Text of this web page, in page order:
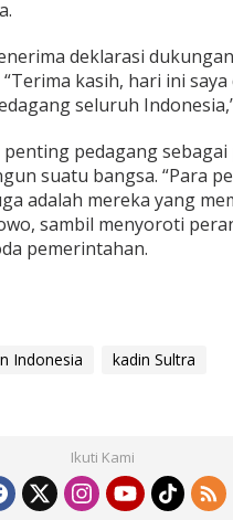
deklarasi
kasih, hari ini
seluruh
pedagang
suatu bangsa. “Para
adalah mereka yang
sambil menyoroti
pemerintahan.
Indonesia
kadin Sultra
Ikuti Kami